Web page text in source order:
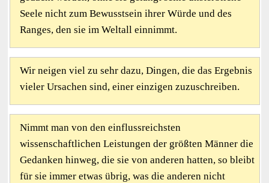
Seele nicht zum Bewusstsein ihrer Würde und des
Ranges, den sie im Weltall einnimmt.
Wir neigen viel zu sehr dazu, Dingen, die das Ergebnis
vieler Ursachen sind, einer einzigen zuzuschreiben.
Nimmt man von den einflussreichsten
wissenschaftlichen Leistungen der größten Männer die
Gedanken hinweg, die sie von anderen hatten, so bleibt
für sie immer etwas übrig, was die anderen nicht